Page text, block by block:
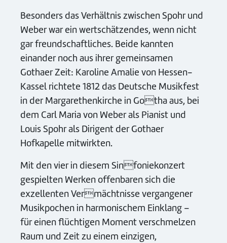
Besonders das Verhältnis zwischen Spohr und
Weber war ein wertschätzendes, wenn nicht
gar freundschaftliches. Beide kannten
einander noch aus ihrer gemeinsamen
Gothaer Zeit: Karoline Amalie von Hessen-
Kassel richtete 1812 das Deutsche Musikfest
in der Margarethenkirche in Gotha aus, bei
dem Carl Maria von Weber als Pianist und
Louis Spohr als Dirigent der Gothaer
Hofkapelle mitwirkten.
Mit den vier in diesem Sinfoniekonzert
gespielten Werken offenbaren sich die
exzellenten Vermächtnisse vergangener
Musikpochen in harmonischem Einklang –
für einen flüchtigen Moment verschmelzen
Raum und Zeit zu einem einzigen,